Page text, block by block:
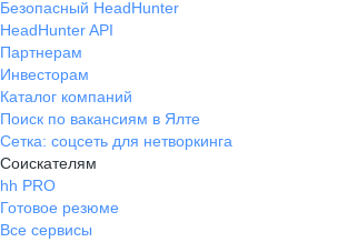
Безопасный HeadHunter
HeadHunter API
Партнерам
Инвесторам
Каталог компаний
Поиск по вакансиям в Ялте
Сетка: соцсеть для нетворкинга
Соискателям
hh PRO
Готовое резюме
Все сервисы